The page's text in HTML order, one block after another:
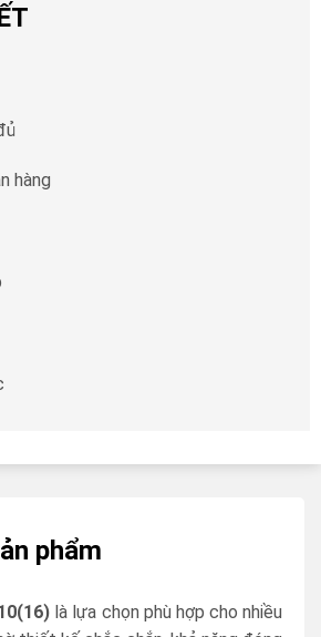
hàng
phẩm
là lựa chọn phù hợp cho nhiều